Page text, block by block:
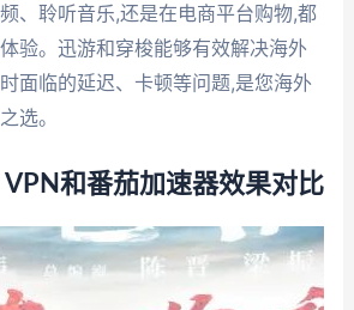
、聆听音乐,还是在电商平台购物,都
验。迅游和穿梭能够有效解决海外
面临的延迟、卡顿等问题,是您海外
选。
VPN和番茄加速器效果对比